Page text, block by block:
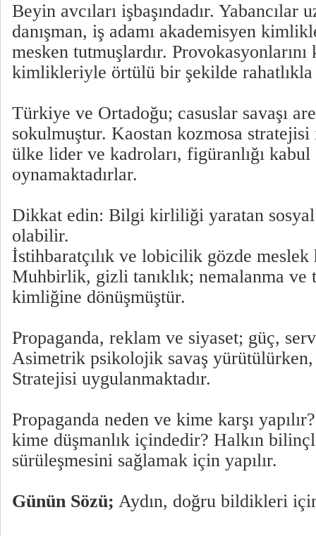
Beyin avcıları işbaşındadır. Yabancılar
danışman, iş adamı akademisyen
mesken tutmuşlardır.
kimlikleriyle örtülü bir şekilde
Türkiye ve Ortadoğu; casuslar savaşı
sokulmuştur. Kaostan kozmosa
ülke lider ve kadroları, figüranlığı
oynamaktadırlar.
Dikkat edin: Bilgi kirliliği yaratan
olabilir.
İstihbaratçılık ve lobicilik gözde
Muhbirlik, gizli tanıklık; nemalanma ve
kimliğine dönüşmüştür.
Propaganda, reklam ve siyaset; güç,
Asimetrik psikolojik savaş
Stratejisi uygulanmaktadır.
Propaganda neden ve kime karşı
kime düşmanlık içindedir? Halkın
sürüleşmesini sağlamak için yapılır.
Günün Sözü; Aydın, doğru bildikleri